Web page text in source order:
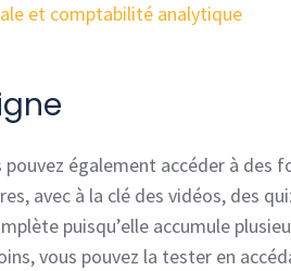
et comptabilité analytique
également accéder à des
avec à la clé des vidéos, des
puisqu’elle accumule
vous pouvez la tester en